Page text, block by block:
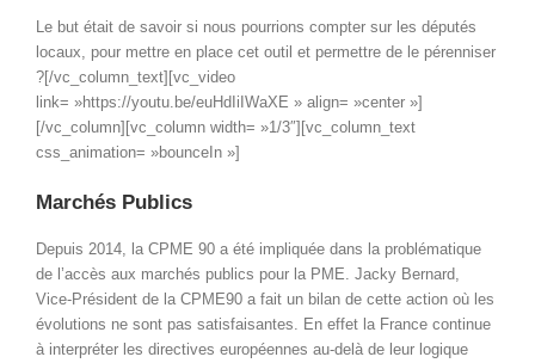
Le but était de savoir si nous pourrions compter sur les députés
locaux, pour mettre en place cet outil et permettre de le pérenniser
?[/vc_column_text][vc_video
link= »https://youtu.be/euHdIiIWaXE » align= »center »]
[/vc_column][vc_column width= »1/3″][vc_column_text
css_animation= »bounceIn »]
Marchés Publics
Depuis 2014, la CPME 90 a été impliquée dans la problématique
de l’accès aux marchés publics pour la PME. Jacky Bernard,
Vice-Président de la CPME90 a fait un bilan de cette action où les
évolutions ne sont pas satisfaisantes. En effet la France continue
à interpréter les directives européennes au-delà de leur logique